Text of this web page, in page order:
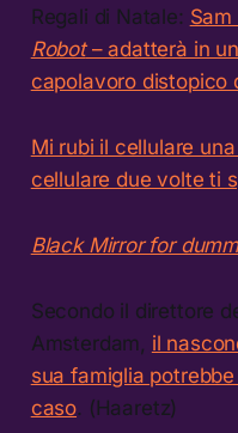
Regali di Natale:
Robot– adatterà in
capolavoro distopico
Mi rubi il cellulare
cellulare due volte ti
Black Mirror for
Secondo il direttore
Amsterdam, il
sua famiglia
caso. (Haaretz)